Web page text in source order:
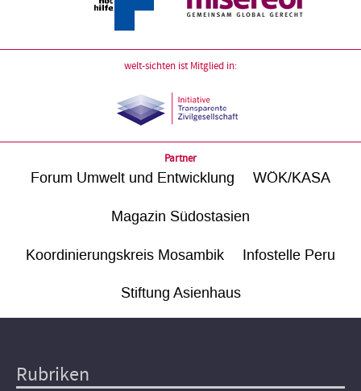
welt-sichten ist Mitglied in:
Partner
Forum Umwelt und Entwicklung WÖK/KASA
Magazin Südostasien
Koordinierungskreis Mosambik Infostelle Peru
Stiftung Asienhaus
Hauptnavigation
Rubriken